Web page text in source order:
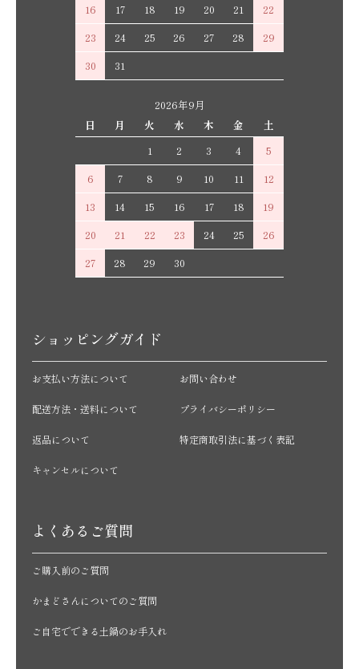
16
17 18 19 20 21
22
23
24 25 26 27 28
29
30
31
2026年9月
日
月 火 水 木 金
土
1
2 3 4
5
6
7 8 9 10 11
12
13
14 15 16 17 18
19
20
21 22 23 24 25
26
27
28 29 30
ショッピングガイド
お支払い方法について
配送方法・送料について
返品について
キャンセルについて
お問い合わせ
プライバシーポリシー
特定商取引法に基づく表記
よくあるご質問
ご購入前のご質問
かまどさんについてのご質問
ご自宅でできる土鍋のお手入れ